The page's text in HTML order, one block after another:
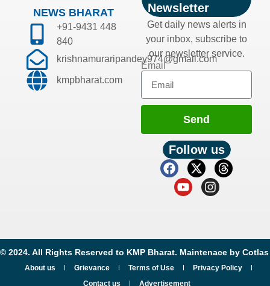
NEWS BHARAT
+91-9431 448
840
krishnamuraripandey974@gmail.com
kmpbharat.com
Newsletter
Get daily news alerts in
your inbox, subscribe to
our newsletter service.
Email
Send
Follow us
© 2024. All Rights Reserved to KMP Bharat. Maintenace by Cotlas
About us Grievance Terms of Use
Privacy Policy
Contact us
Advertisement